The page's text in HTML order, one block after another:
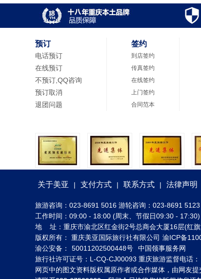
预订
电话预订
在线预订
不预订,QQ咨询
预订取消
退团问题
签约
到店签约
传真签约
在线签约
上门签约
合同范本
关于美亚 | 支付方式 | 联系方式 | 法律声明
旅游咨询：023-8691 5016 游轮咨询：023-8691 5123
工作时间：09:00 - 18:00 (周末、节假日09:30 -
地 址：重庆市渝北区红金街2号总商会大厦16层(红旗
版权所有： 重庆美亚国际旅行社有限公司 渝ICP备
渝公安备：
50011202500448号
中国领事服务网
旅行社许可证号：L-CQ-CJ00093 重庆旅游监督电话
网页中的图文资料版权属原作者或合作媒体，由网友